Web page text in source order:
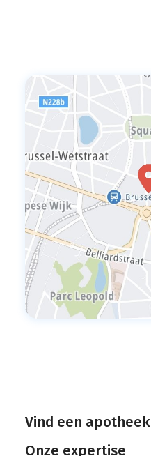
Vind een apotheek
Onze expertise